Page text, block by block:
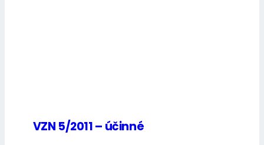
VZN 5/2011 – účinné